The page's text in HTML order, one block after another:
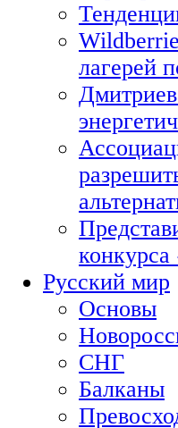
лагерей
Русский мир
Основы
СНГ
Балканы